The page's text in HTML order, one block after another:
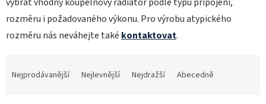
vybrat vhodný koupelnový radiátor podle typu připojení,
rozměru i požadovaného výkonu. Pro výrobu atypického
rozměru nás neváhejte takékontaktovat.
Nejprodávanější Nejlevnější Nejdražší Abecedně